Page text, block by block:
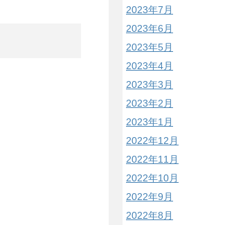
2023年7月
2023年6月
2023年5月
2023年4月
2023年3月
2023年2月
2023年1月
2022年12月
2022年11月
2022年10月
2022年9月
2022年8月